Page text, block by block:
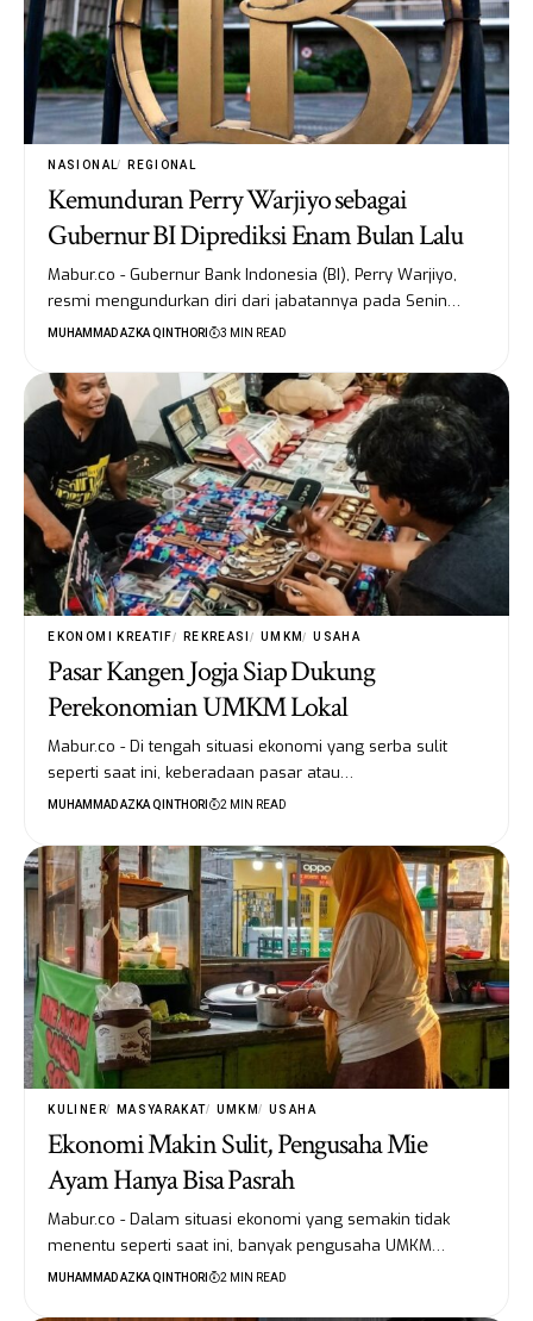
NASIONAL REGIONAL
Kemunduran Perry Warjiyo sebagai
Gubernur BI Diprediksi Enam Bulan Lalu
Mabur.co - Gubernur Bank Indonesia (BI), Perry Warjiyo,
resmi mengundurkan diri dari jabatannya pada Senin…
MUHAMMAD AZKA QINTHORI 3 MIN READ
EKONOMI KREATIF REKREASI UMKM USAHA
Pasar Kangen Jogja Siap Dukung
Perekonomian UMKM Lokal
Mabur.co - Di tengah situasi ekonomi yang serba sulit
seperti saat ini, keberadaan pasar atau…
MUHAMMAD AZKA QINTHORI 2 MIN READ
KULINER MASYARAKAT UMKM USAHA
Ekonomi Makin Sulit, Pengusaha Mie
Ayam Hanya Bisa Pasrah
Mabur.co - Dalam situasi ekonomi yang semakin tidak
menentu seperti saat ini, banyak pengusaha UMKM…
MUHAMMAD AZKA QINTHORI 2 MIN READ